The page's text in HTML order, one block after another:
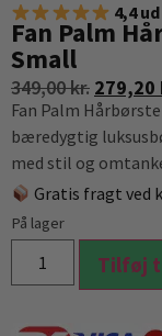
4,4
Fan Palm
Small
349,00kr. 279,20
Fan Palm
bæredygtig
med stil og
Gratis fragt ved
På lager
Tilføj